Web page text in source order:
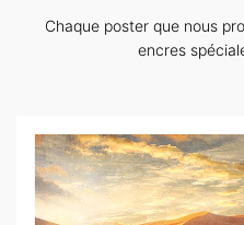
Chaque poster que nous
encres